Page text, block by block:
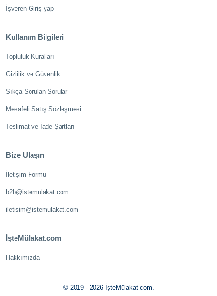
İşveren Giriş yap
Kullanım Bilgileri
Topluluk Kuralları
Gizlilik ve Güvenlik
Sıkça Sorulan Sorular
Mesafeli Satış Sözleşmesi
Teslimat ve İade Şartları
Bize Ulaşın
İletişim Formu
b2b@istemulakat.com
iletisim@istemulakat.com
İşteMülakat.com
Hakkımızda
© 2019 - 2026 İşteMülakat.com.